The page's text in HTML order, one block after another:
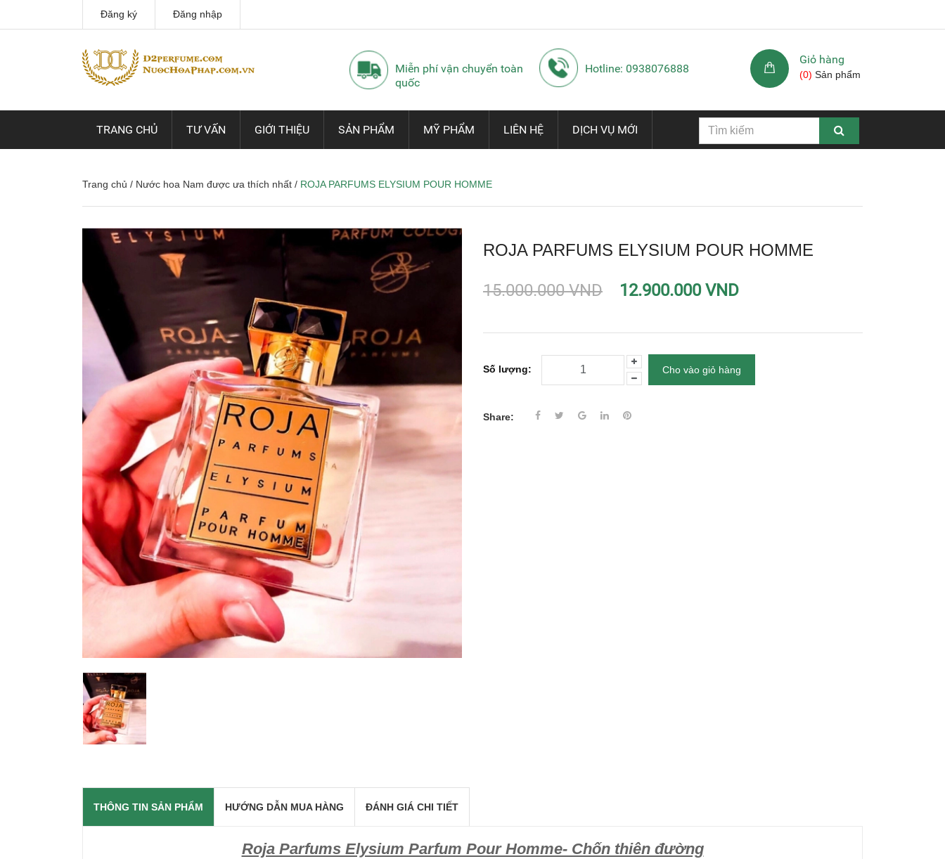
Đăng ký Đăng nhập
Miễn phí vận chuyển toàn
quốc
Hotline: 0938076888
Giỏ hàng
(0) Sản phẩm
TRANG CHỦ TƯ VẤN GIỚI THIỆU SẢN PHẨM MỸ PHẨM LIÊN HỆ DỊCH VỤ MỚI
Trang chủ / Nước hoa Nam được ưa thích nhất / ROJA PARFUMS ELYSIUM POUR HOMME
ROJA PARFUMS ELYSIUM POUR HOMME
15.000.000 VND 12.900.000 VND
Số lượng: Cho vào giỏ hàng
Share:
THÔNG TIN SẢN PHẨM HƯỚNG DẪN MUA HÀNG ĐÁNH GIÁ CHI TIẾT
Roja Parfums Elysium Parfum Pour Homme- Chốn thiên đường